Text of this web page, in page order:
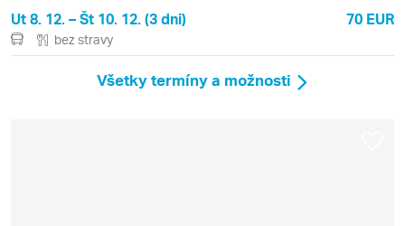
Ut 8. 12. – Št 10. 12. (3 dni) 70 EUR
bez stravy
Všetky termíny a možnosti